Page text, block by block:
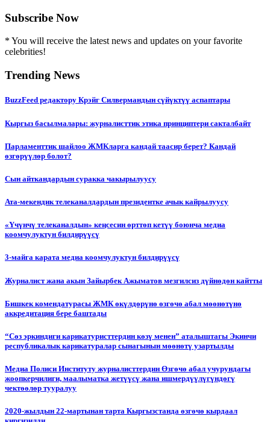
Subscribe Now
* You will receive the latest news and updates on your favorite
celebrities!
Trending News
BuzzFeed редактору Крэйг Силвермандын сүйүктүү аспаптары
Кыргыз басылмалары: журналисттик этика принциптери сакталбайт
Парламенттик шайлоо ЖМКларга кандай таасир берет? Кандай
өзгөрүүлөр болот?
Сын айткандардын суракка чакырылуусу
Ата-мекендик телеканалдардын президентке ачык кайрылуусу
«Үчүнчү телеканалдын» кеңсесин өрттөп кетүү боюнча медиа
коомчулуктун билдирүүсү
3-майга карата медиа коомчулуктун билдирүүсү
Журналист жана акын Зайырбек Ажыматов мезгилсиз дүйнөдөн кайтты
Бишкек комендатурасы ЖМК өкүлдөрүнө өзгөчө абал мөөнөтүнө
аккредитация бере баштады
“Сөз эркиндиги карикатуристтердин көзү менен” аталыштагы Экинчи
республикалык карикатуралар сынагынын мөөнөтү узартылды
Медиа Полиси Институту журналисттердин Өзгөчө абал учурундагы
жоопкерчилиги, маалыматка жетүүсү жана ишмердүүлүгүндөгү
чектөөлөр тууралуу
2020-жылдын 22-мартынан тарта Кыргызстанда өзгөчө кырдаал